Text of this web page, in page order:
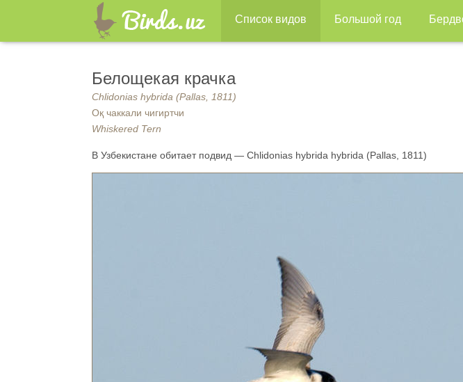
Список видов Большой год
Белощекая крачка
Chlidonias hybrida (Pallas, 1811)
Оқ чаккали чигиртчи
Whiskered Tern
В Узбекистане обитает подвид — Chlidonias hybrida hybrida (Pallas, 1811)